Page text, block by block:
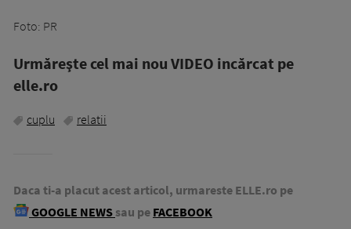
Foto: PR
Urmăreşte cel mai nou VIDEO incărcat pe
elle.ro
cuplu relatii
Daca ti-a placut acest articol, urmareste ELLE.ro pe
GOOGLE NEWS sau pe FACEBOOK